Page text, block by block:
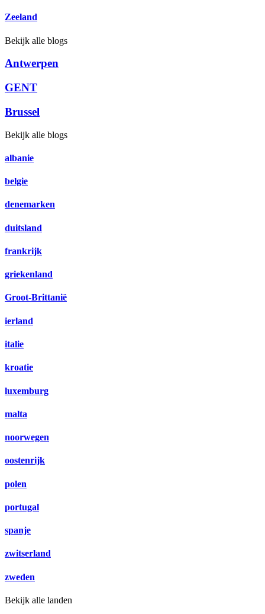
Zeeland
Bekijk alle blogs
Antwerpen
GENT
Brussel
Bekijk alle blogs
albanie
belgie
denemarken
duitsland
frankrijk
griekenland
Groot-Brittanië
ierland
italie
kroatie
luxemburg
malta
noorwegen
oostenrijk
polen
portugal
spanje
zwitserland
zweden
Bekijk alle landen